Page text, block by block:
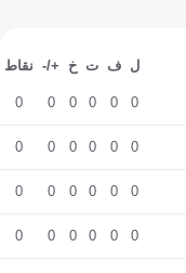
ل ف ت خ +/- نقاط
0
0
0
0
0
0
0
0
0
0
0
0
0
0
0
0
0
0
0
0
0
0
0
0